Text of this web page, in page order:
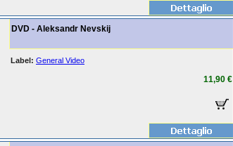
DVD - Aleksandr Nevskij
Label: General Video
11,90 €